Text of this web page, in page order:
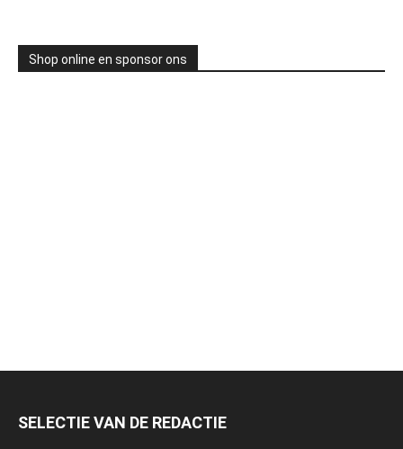
Shop online en sponsor ons
SELECTIE VAN DE REDACTIE